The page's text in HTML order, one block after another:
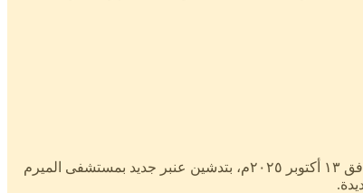
ضمن جهودها المستمرة التى تبذلها لتحسين الخدمات الصحية ودعم المؤسسات الطبية ، قامت غرفة الطوارئ والبناء بمحلية الميرم يوم الإثنين الموافق ١٣ أكتوبر ٢٠٢٥م، بتدشين عنبر جديد بمستشفى الميرم